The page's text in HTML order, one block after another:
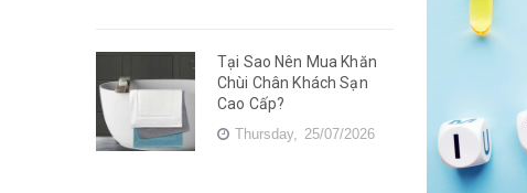
Tại Sao Nên Mua Khăn
Chùi Chân Khách Sạn
Cao Cấp?
Thursday, 25/07/2026